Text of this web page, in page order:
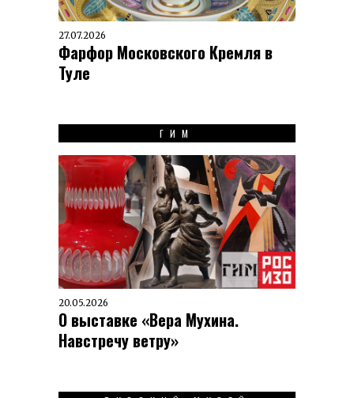
27.07.2026
Фарфор Московского Кремля в
Туле
ГИМ
20.05.2026
О выставке «Вера Мухина.
Навстречу ветру»